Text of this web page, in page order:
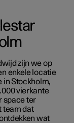
zijn we op
enkele locatie
in Stockholm,
vierkante
space ter
team dat
wat